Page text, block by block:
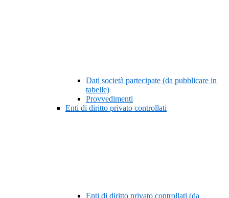
Dati società partecipate (da pubblicare in
tabelle)
Provvedimenti
Enti di diritto privato controllati
Enti di diritto privato controllati (da